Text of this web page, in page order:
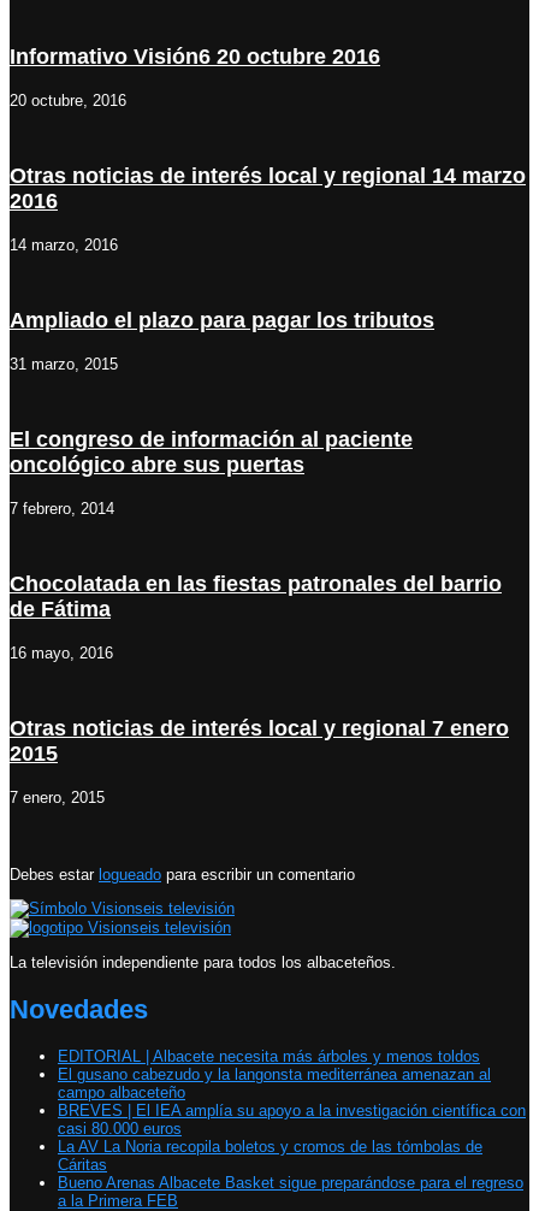
Informativo Visión6 20 octubre 2016
20 octubre, 2016
Otras noticias de interés local y regional 14 marzo
2016
14 marzo, 2016
Ampliado el plazo para pagar los tributos
31 marzo, 2015
El congreso de información al paciente
oncológico abre sus puertas
7 febrero, 2014
Chocolatada en las fiestas patronales del barrio
de Fátima
16 mayo, 2016
Otras noticias de interés local y regional 7 enero
2015
7 enero, 2015
Debes estar logueado para escribir un comentario
La televisión independiente para todos los albaceteños.
Novedades
EDITORIAL | Albacete necesita más árboles y menos toldos
El gusano cabezudo y la langonsta mediterránea amenazan al
campo albaceteño
BREVES | El IEA amplía su apoyo a la investigación científica con
casi 80.000 euros
La AV La Noria recopila boletos y cromos de las tómbolas de
Cáritas
Bueno Arenas Albacete Basket sigue preparándose para el regreso
a la Primera FEB